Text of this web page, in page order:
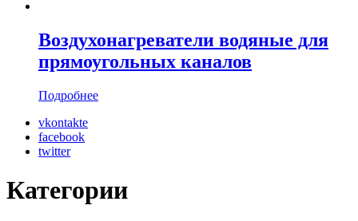
Воздухонагреватели водяные для
прямоугольных каналов
Подробнее
vkontakte
facebook
twitter
Категории